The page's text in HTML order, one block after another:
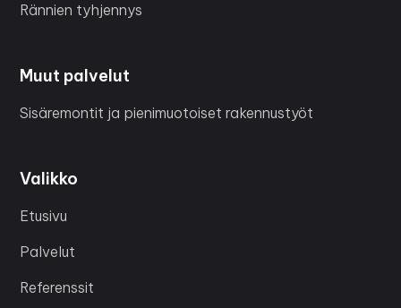
Rännien tyhjennys
Muut palvelut
Sisäremontit ja pienimuotoiset rakennustyöt
Valikko
Etusivu
Palvelut
Referenssit